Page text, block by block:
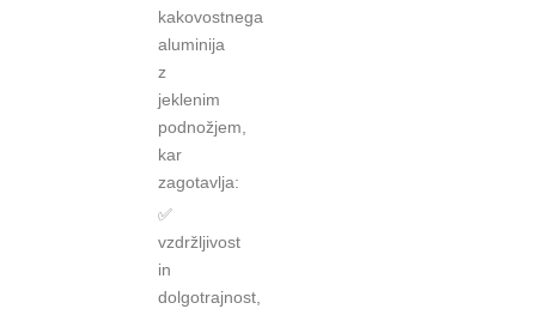
kakovostnega
aluminija
z
jeklenim
podnožjem,
kar
zagotavlja:
✅
vzdržljivost
in
dolgotrajnost,